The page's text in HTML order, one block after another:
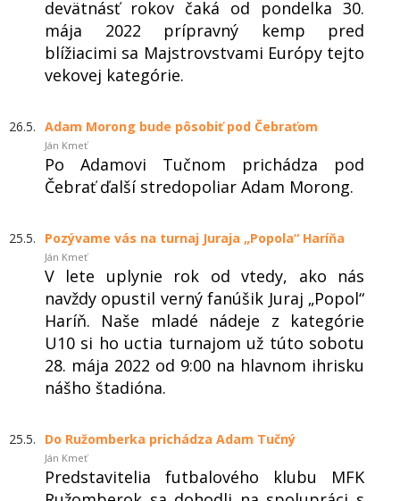
devätnásť rokov čaká od pondelka 30.
mája 2022 prípravný kemp pred
blížiacimi sa Majstrovstvami Európy tejto
vekovej kategórie.
26.5. Adam Morong bude pôsobiť pod Čebraťom
Ján Kmeť
Po Adamovi Tučnom prichádza pod
Čebrať ďalší stredopoliar Adam Morong.
25.5. Pozývame vás na turnaj Juraja „Popola“ Haríňa
Ján Kmeť
V lete uplynie rok od vtedy, ako nás
navždy opustil verný fanúšik Juraj „Popol“
Haríň. Naše mladé nádeje z kategórie
U10 si ho uctia turnajom už túto sobotu
28. mája 2022 od 9:00 na hlavnom ihrisku
nášho štadióna.
25.5. Do Ružomberka prichádza Adam Tučný
Ján Kmeť
Predstavitelia futbalového klubu MFK